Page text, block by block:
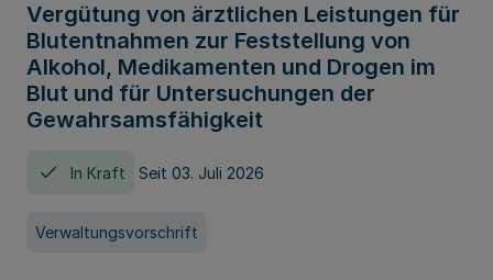
Vergütung von ärztlichen Leistungen für
Blutentnahmen zur Feststellung von
Alkohol, Medikamenten und Drogen im
Blut und für Untersuchungen der
Gewahrsamsfähigkeit
In Kraft Seit 03. Juli 2026
Verwaltungsvorschrift